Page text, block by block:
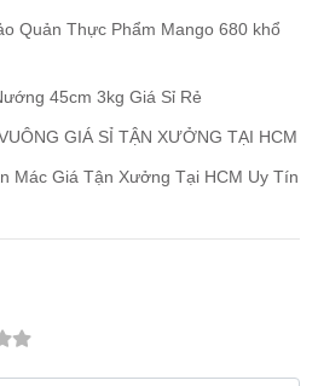
Quản Thực Phẩm Mango 680 khổ
45cm 3kg Giá Sỉ Rẻ
GIÁ SỈ TẬN XƯỞNG TẠI HCM
Mác Giá Tận Xưởng Tại HCM Uy Tín